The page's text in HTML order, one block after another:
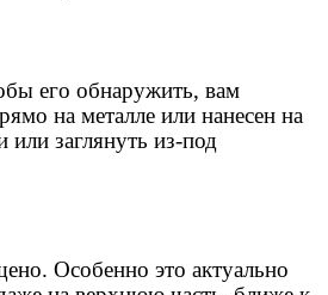
его обнаружить, вам
на металле или нанесен на
заглянуть из-под
Особенно это актуально